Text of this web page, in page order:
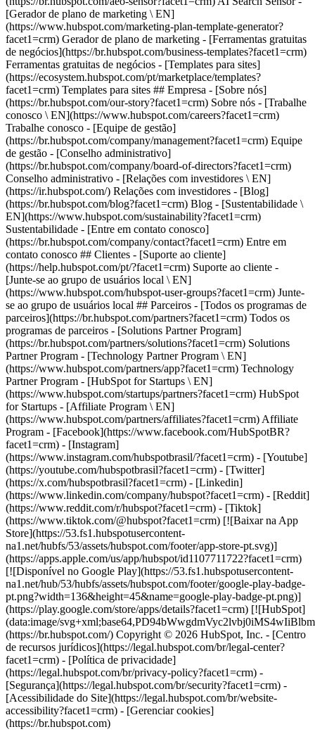
- [Facebook](https://www.facebook.com/HubSpotBR?
facet1=crm) - [Instagram]
(https://www.instagram.com/hubspotbrasil/?facet1=crm) - [Youtube]
(https://youtube.com/hubspotbrasil?facet1=crm) - [Twitter]
(https://x.com/hubspotbrasil?facet1=crm) - [Linkedin]
(https://www.linkedin.com/company/hubspot?facet1=crm) - [Reddit]
(https://www.reddit.com/r/hubspot?facet1=crm) - [Tiktok]
(https://www.tiktok.com/@hubspot?facet1=crm) [![Baixar na App
Store](https://53.fs1.hubspotusercontent-
na1.net/hubfs/53/assets/hubspot.com/footer/app-store-pt.svg)]
(https://apps.apple.com/us/app/hubspot/id1107711722?facet1=crm)
[![Disponível no Google Play](https://53.fs1.hubspotusercontent-
na1.net/hub/53/hubfs/assets/hubspot.com/footer/google-play-badge-
pt.png?width=136&height=45&name=google-play-badge-pt.png)]
(https://play.google.com/store/apps/details?facet1=crm) [![HubSpot]
(data:image/
(https://br.hubspot.com/) Copyright © 2026 HubSpot, Inc. - [Centro
de recursos jurídicos](https://legal.hubspot.com/br/legal-center?
facet1=crm) - [Política de privacidade]
(https://legal.hubspot.com/br/privacy-policy?facet1=crm) -
[Segurança](https://legal.hubspot.com/br/security?facet1=crm) -
[Acessibilidade do Site](https://legal.hubspot.com/br/website-
accessibility?facet1=crm) - [Gerenciar cookies]
(https://br.hubspot.com)